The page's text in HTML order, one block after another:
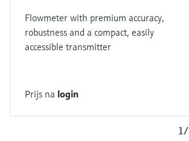
Flowmeter with premium accuracy,
robustness and a compact, easily
accessible transmitter
Prijs na login
1/